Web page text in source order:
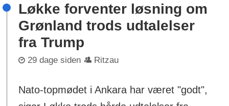
Løkke forventer løsning om
Grønland trods udtalelser
fra Trump
29 dage siden Ritzau
Nato-topmødet i Ankara har været "godt",